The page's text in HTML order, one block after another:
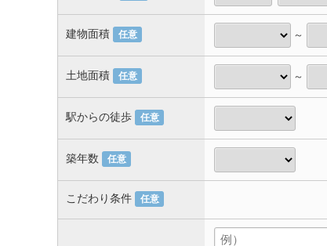
建物面積 任意 ～
土地面積 任意 ～
駅からの徒歩 任意
築年数 任意
こだわり条件 任意